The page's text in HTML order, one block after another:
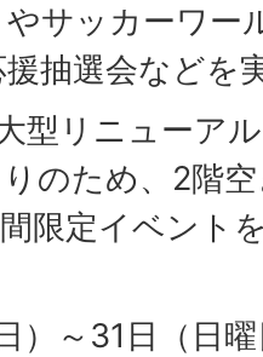
サッカーワー
抽選会などを
型リニューア
のため、2階
限定イベント
）～31日（日